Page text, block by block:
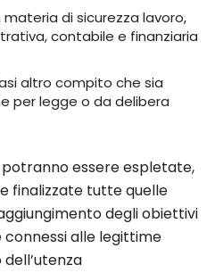
di sicurezza lavoro,
contabile e finanziaria
altro compito che sia
per legge o da delibera
essere espletate,
finalizzate tutte quelle
degli obiettivi
alle legittime